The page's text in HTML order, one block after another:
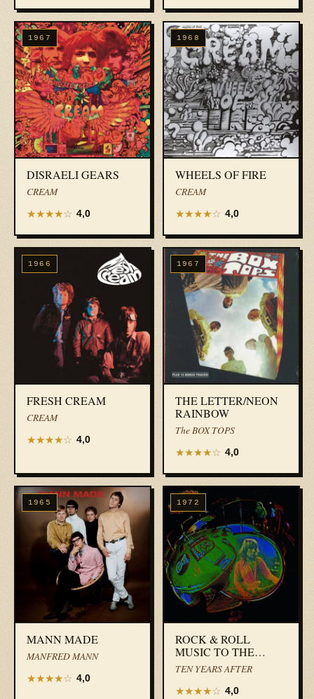
1967
DISRAELI GEARS
CREAM
★★★★☆ 4,0
1968
WHEELS OF FIRE
CREAM
★★★★☆ 4,0
1966
FRESH CREAM
CREAM
★★★★☆ 4,0
1967
THE LETTER/NEON
RAINBOW
The BOX TOPS
★★★★☆ 4,0
1965
MANN MADE
MANFRED MANN
★★★★☆ 4,0
1972
ROCK & ROLL
MUSIC TO THE
WORLD
TEN YEARS AFTER
★★★★☆ 4,0